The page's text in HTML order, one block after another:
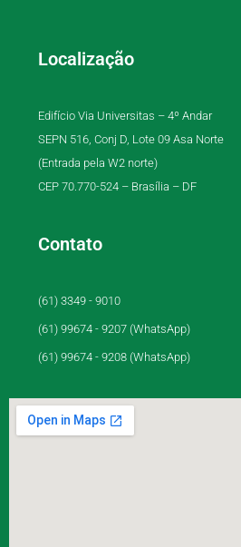
Localização
Edifício Via Universitas – 4º Andar
SEPN 516, Conj D, Lote 09 Asa Norte
(Entrada pela W2 norte)
CEP 70.770-524 – Brasília – DF
Contato
(61) 3349 - 9010
(61) 99674 - 9207 (WhatsApp)
(61) 99674 - 9208 (WhatsApp)